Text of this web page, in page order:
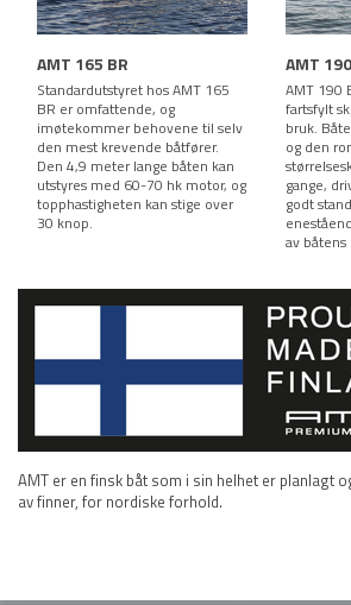
AMT 165 BR
Standardutstyret hos AMT 165
BR er omfattende, og
imøtekommer behovene til selv
den mest krevende båtfører.
Den 4,9 meter lange båten kan
utstyres med 60-70 hk motor, og
topphastigheten kan stige over
30 knop.
AMT
AMT 190
fartsfylt
bruk.
og den
gange,
godt
av båtens
AMT er en finsk båt som i sin helhet er planlagt
av finner, for nordiske forhold.